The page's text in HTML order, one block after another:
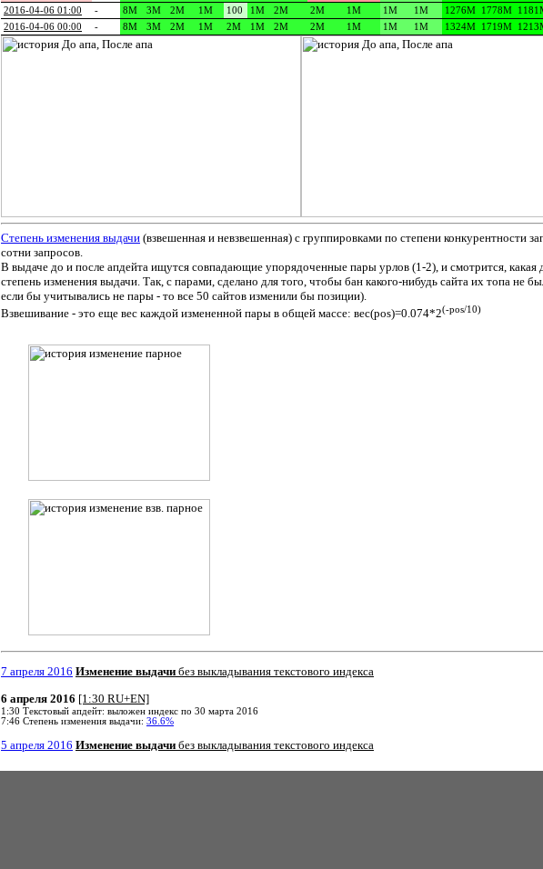
2016-04-06 01:00
- 8M 3M 2M 1M 100 1M 2M 2M 1M 1M 1M 1276M 1778M
2016-04-06 00:00
- 8M 3M 2M 1M 2M 1M 2M 2M 1M 1M 1M 1324M 1719M
Степень изменения выдачи (взвешенная и невзвешенная) с группировками по степени конкурентности
сотни запросов.
В выдаче до и после апдейта ищутся совпадающие упорядоченные пары урлов (1-2), и смотрится, какая
степень изменения выдачи. Так, с парами, сделано для того, чтобы бан какого-нибудь сайта их топа не
если бы учитывались не пары - то все 50 сайтов изменили бы позиции).
Взвешивание - это еще вес каждой измененной пары в общей массе: вес(pos)=0.074*2(-pos/10)
7 апреля 2016 Изменение выдачи без выкладывания текстового индекса
6 апреля 2016 [1:30 RU+EN]
1:30 Текстовый апдейт: выложен индекс по 30 марта 2016
7:46 Степень изменения выдачи: 36.6%
5 апреля 2016 Изменение выдачи без выкладывания текстового индекса